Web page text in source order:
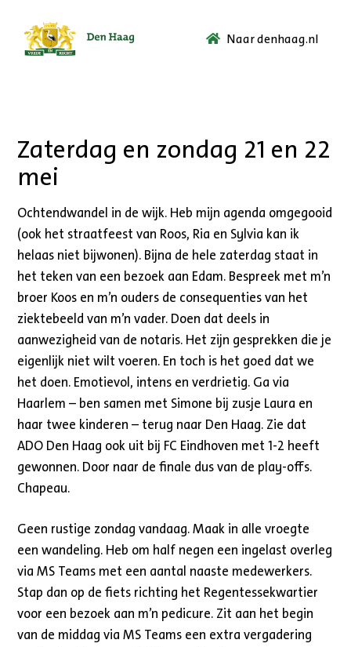
Ga
Naar denhaag.nl
Zaterdag en zondag 21 en 22
mei
Ochtendwandel in de wijk. Heb mijn agenda omgegooid
(ook het straatfeest van Roos, Ria en Sylvia kan ik
helaas niet bijwonen). Bijna de hele zaterdag staat in
het teken van een bezoek aan Edam. Bespreek met m’n
broer Koos en m’n ouders de consequenties van het
ziektebeeld van m’n vader. Doen dat deels in
aanwezigheid van de notaris. Het zijn gesprekken die je
eigenlijk niet wilt voeren. En toch is het goed dat we
het doen. Emotievol, intens en verdrietig. Ga via
Haarlem – ben samen met Simone bij zusje Laura en
haar twee kinderen – terug naar Den Haag. Zie dat
ADO Den Haag ook uit bij FC Eindhoven met 1-2 heeft
gewonnen. Door naar de finale dus van de play-offs.
Chapeau.
Geen rustige zondag vandaag. Maak in alle vroegte
een wandeling. Heb om half negen een ingelast overleg
via MS Teams met een aantal naaste medewerkers.
Stap dan op de fiets richting het Regentessekwartier
voor een bezoek aan m’n pedicure. Zit aan het begin
van de middag via MS Teams een extra vergadering